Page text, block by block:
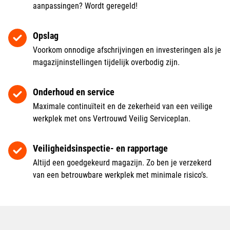
aanpassingen? Wordt geregeld!
Opslag
Voorkom onnodige afschrijvingen en investeringen als je
magazijninstellingen tijdelijk overbodig zijn.
Onderhoud en service
Maximale continuïteit en de zekerheid van een veilige
werkplek met ons Vertrouwd Veilig Serviceplan.
Veiligheidsinspectie- en rapportage
Altijd een goedgekeurd magazijn. Zo ben je verzekerd
van een betrouwbare werkplek met minimale risico’s.